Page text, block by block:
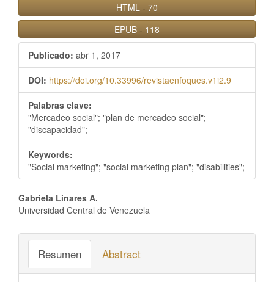
HTML - 70
EPUB - 118
Publicado: abr 1, 2017
DOI: https://doi.org/10.33996/revistaenfoques.v1i2.9
Palabras clave:
"Mercadeo social"; "plan de mercadeo social";
"discapacidad";
Keywords:
"Social marketing"; "social marketing plan"; "disabilities";
Contenido
del
artículo
Gabriela Linares A.
Universidad Central de Venezuela
Resumen Abstract